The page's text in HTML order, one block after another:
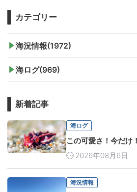
カテゴリー
海況情報(1972)
海ログ(969)
新着記事
海ログ
この可愛さ！今だけ！
2026年08月6日
海況情報